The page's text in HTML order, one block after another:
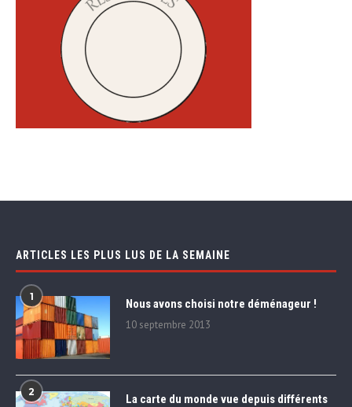
ARTICLES LES PLUS LUS DE LA SEMAINE
1 Nous avons choisi notre déménageur !
10 septembre 2013
2
La carte du monde vue depuis différents